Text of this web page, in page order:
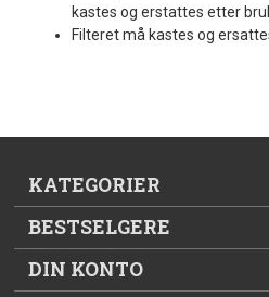
kastes og erstattes etter
Filteret må kastes og
KATEGORIER
BESTSELGERE
DIN KONTO